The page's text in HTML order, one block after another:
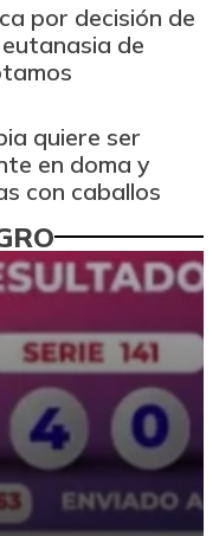
por decisión de
de
quiere ser
en doma y
con caballos